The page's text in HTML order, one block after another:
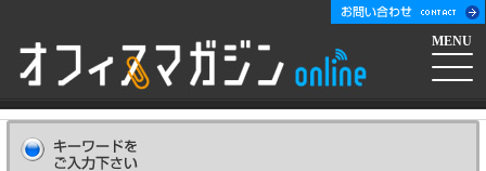
MENU
ホーム